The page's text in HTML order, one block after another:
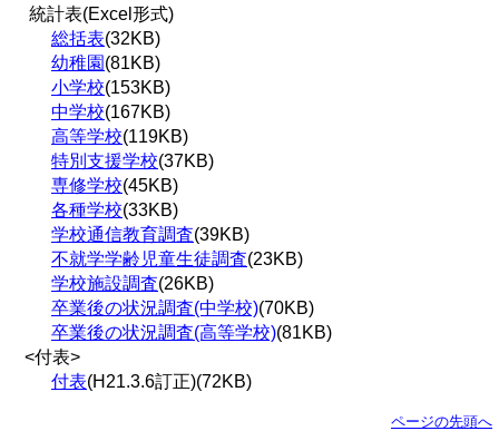
統計表(Excel形式)
総括表(32KB)
幼稚園 (81KB)
小学校(153KB)
中学校(167KB)
高等学校(119KB)
特別支援学校(37KB)
専修学校(45KB)
各種学校(33KB)
学校通信教育調査(39KB)
不就学学齢児童生徒調査(23KB)
学校施設調査(26KB)
卒業後の状況調査(中学校)(70KB)
卒業後の状況調査(高等学校)(81KB)
<付表>
付表(H21.3.6訂正)(72KB)
ページの先頭へ